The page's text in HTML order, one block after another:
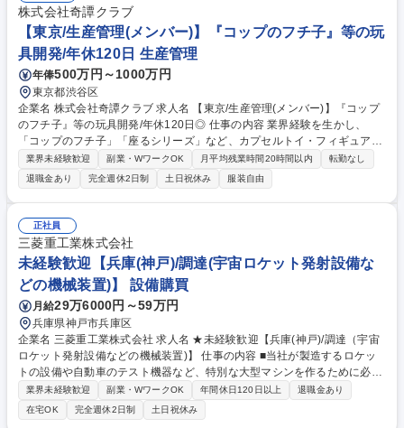
体性やスピード感が求められる環境です。チームで協力し、ブランドの理
想のモノづくりに寄り添いながら、幅広い経験を積むことができます。 募
集職種 表参道【生産管理アシスタント】小嶋陽菜プロデュース/フレック
ス・土日祝休
株式会社奇譚クラブ
【東京/生産管理(メンバー)】『コップのフチ子』等の玩
具開発/年休120日 生産管理
年俸500万円～1000万円
東京都渋谷区
企業名 株式会社奇譚クラブ 求人名 【東京/生産管理(メンバー)】『コップ
のフチ子』等の玩具開発/年休120日◎ 仕事の内容 業界経験を生かし、
「コップのフチ子」「座るシリーズ」など、カプセルトイ・フィギュア商
品の企画開発を手掛ける当社にて、生産管理・品質管理業務をお任せしま
す。中国工場との連携をしながら生産スケジュール 管理および量産時の品
質管理を中心にご担当いただきます。【業務詳細】■生産スケジュールの
作成および工程管理 ■中国工場との納期・仕様・品質に関する調整／交渉
■受発注に伴う工場との各種調整・確認業務 ■量産時の品質管理・改善対
応 ※毎月10商品以上を継続的にリリースしており、複数商品を並行して
進行いただきます。 ※出荷日確定後の工場とのやり取りや各種調整業務
は、営業アシスタントへ引き継ぎとなります。 募集職種 【東京/生産管理
(メンバー)】『コップのフチ子』等の玩具開発/年休120日◎
業界未経験歓迎 副業・WワークOK 月平均残業時間20時間以内
転勤なし
退職金あり
完全週休2日制 土日祝休み 服装自由
正社員
三菱重工業株式会社
未経験歓迎【兵庫(神戸)/調達(宇宙ロケット発射設備な
どの機械装置)】 設備購買
月給29万6000円～59万円
兵庫県神戸市兵庫区
企業名 三菱重工業株式会社 求人名 ★未経験歓迎【兵庫(神戸)/調達（宇宙
ロケット発射設備などの機械装置)】 仕事の内容 ■当社が製造するロケッ
トの設備や自動車のテスト機器など、特別な大型マシンを作るために必要
な部品や材料を、世界中の会社から一番良い条件で買い渡す調達業務をお
任せします。 【具体的には】■国内外の新規取引先の開拓、価格折衝、契
約締結 ■プロジェクトに必要な製品の見積照会、査定、納期管理 ★プロジ
業界未経験歓迎 副業・WワークOK 年間休日120日以上
退職金あり
在宅OK
完全週休2日制 土日祝休み